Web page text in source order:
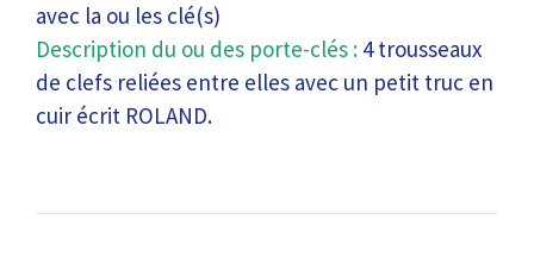
avec la ou les clé(s)
Description du ou des porte-clés : 4 trousseaux
de clefs reliées entre elles avec un petit truc en
cuir écrit ROLAND.